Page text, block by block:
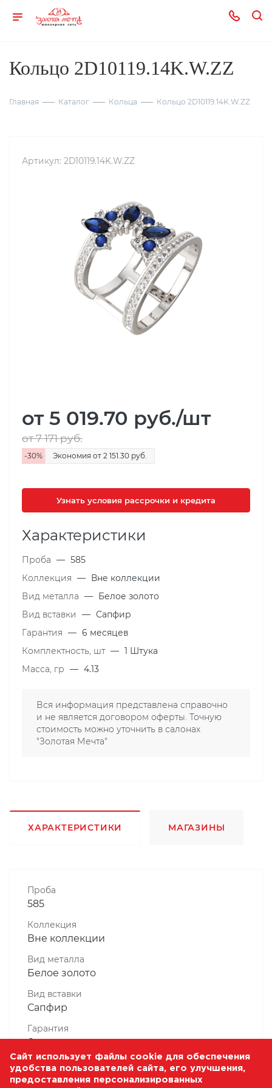
Кольцо 2D10119.14K.W.ZZ
Главная Каталог Кольца Кольцо 2D10119.14K.W.ZZ
Артикул: 2D10119.14K.W.ZZ
от 5 019.70 руб./шт
от 7 171руб.
-30% Экономия от 2 151.30 руб.
Узнать условия рассрочки и кредита
Характеристики
Проба — 585
Коллекция — Вне коллекции
Вид металла — Белое золото
Вид вставки
— Сапфир
Гарантия — 6 месяцев
Комплектность, шт — 1 Штука
Масса, гр — 4.13
Вся информация представлена справочно
и не является договором оферты. Точную
стоимость можно уточнить в салонах
"Золотая Мечта"
ХАРАКТЕРИСТИКИ МАГАЗИНЫ
Проба
585
Коллекция
Вне коллекции
Вид металла
Белое золото
Вид вставки
Сапфир
Гарантия
6 месяцев
Комплектность, шт
1 Штука
Сайт использует файлы cookie для обеспечения
удобства пользователей сайта, его улучшения,
предоставления персонализированных